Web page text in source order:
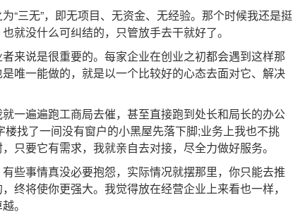
三无”，即无项目、无资金、无经验。那个时候我还是挺
就没什么可纠结的，只管放手去干就好了。
说是很重要的。每家企业在创业之初都会遇到这样那
唯一能做的，就是以一个比较好的心态去面对它、解决
遍遍跑工商局去催，甚至直接跑到处长和局长的办公
找了一间没有窗户的小黑屋先落下脚;业务上我也不挑
只要它有需求，我就亲自去对接，尽全力做好服务。
事情真没必要抱怨，实际情况就摆那里，你只能去推
终将使你更强大。我觉得放在经营企业上来看也一样，
。